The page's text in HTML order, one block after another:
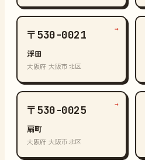
〒530-0021
浮田
大阪府 大阪市北区
→
〒530-0025
扇町
大阪府 大阪市北区
→